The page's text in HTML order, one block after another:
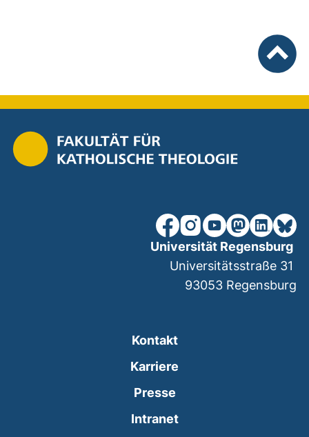
unsere Facebook-Seite
unsere Instagram-
unsere YouTube-
unsereunsere
Kontakt
Karriere
Presse
Intranet(externer Link, öffnet
Universität Regensburg
Universitätsstraße 31
93053 Regensburg